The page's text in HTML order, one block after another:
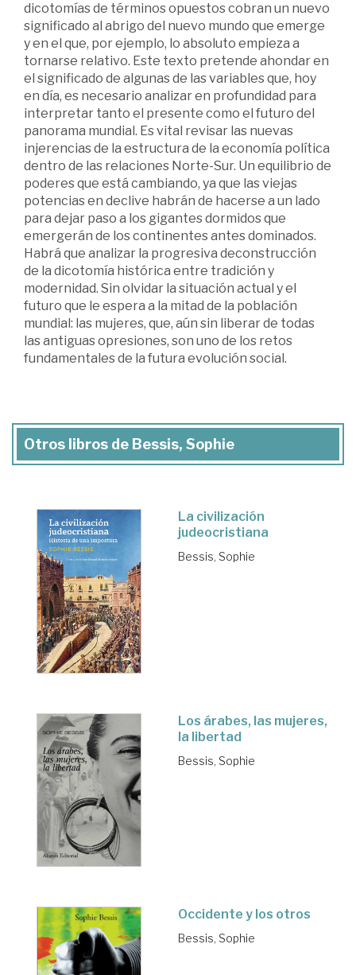
dicotomías de términos opuestos cobran un nuevo
significado al abrigo del nuevo mundo que emerge
y en el que, por ejemplo, lo absoluto empieza a
tornarse relativo. Este texto pretende ahondar en
el significado de algunas de las variables que, hoy
en día, es necesario analizar en profundidad para
interpretar tanto el presente como el futuro del
panorama mundial. Es vital revisar las nuevas
injerencias de la estructura de la economía política
dentro de las relaciones Norte-Sur. Un equilibrio de
poderes que está cambiando, ya que las viejas
potencias en declive habrán de hacerse a un lado
para dejar paso a los gigantes dormidos que
emergerán de los continentes antes dominados.
Habrá que analizar la progresiva deconstrucción
de la dicotomía histórica entre tradición y
modernidad. Sin olvidar la situación actual y el
futuro que le espera a la mitad de la población
mundial: las mujeres, que, aún sin liberar de todas
las antiguas opresiones, son uno de los retos
fundamentales de la futura evolución social.
Otros libros de Bessis, Sophie
La civilización
judeocristiana
Bessis, Sophie
Los árabes, las mujeres,
la libertad
Bessis, Sophie
Occidente y los otros
Bessis, Sophie